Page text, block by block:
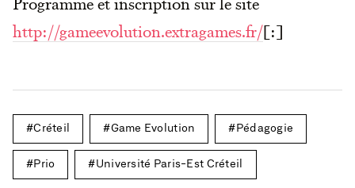
http://gameevolution.extragames.fr/[:]
Créteil Game Evolution Pédagogie
Prio Université Paris-Est Créteil